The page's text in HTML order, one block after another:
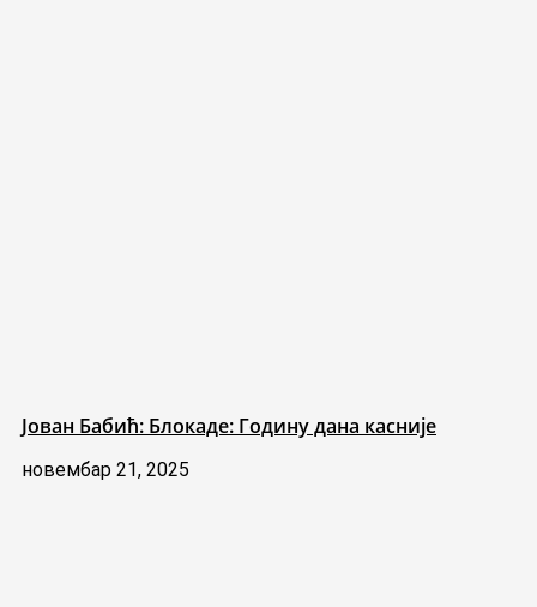
Јован Бабић: Блокаде: Годину дана касније
новембар 21, 2025